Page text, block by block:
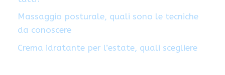
Massaggio posturale, quali sono le tecniche
da conoscere
Crema idratante per l’estate, quali scegliere